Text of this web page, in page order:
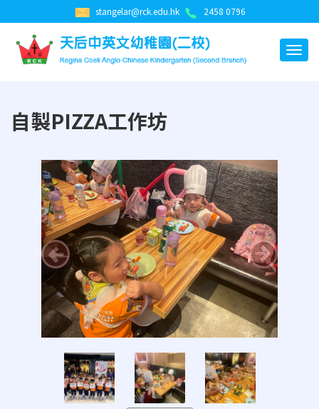
stangelar@rck.edu.hk 2458 0796
自製PIZZA工作坊